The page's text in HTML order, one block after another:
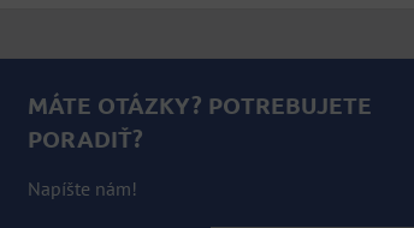
MÁTE OTÁZKY? POTREBUJETE
PORADIŤ?
Napíšte nám!